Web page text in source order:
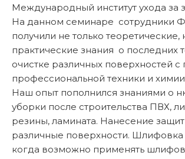
Международный институт ухода за
На данном семинаре сотрудники
получили не только теоретические,
практические знания о последних
очистке различных поверхностей
профессиональной техники и
Наш опыт пополнился знаниями о
уборки после строительства ПВХ,
резины, ламината. Нанесение
различные поверхности. Шлифовка
когда возможно применять